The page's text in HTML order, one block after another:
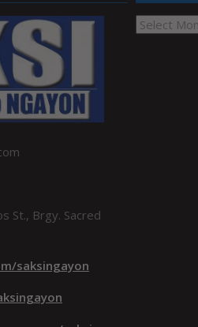
St., Brgy. Sacred
saksingayon
Archives